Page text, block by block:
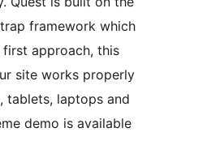
framework which
first approach, this
site works properly
tablets, laptops and
demo is available